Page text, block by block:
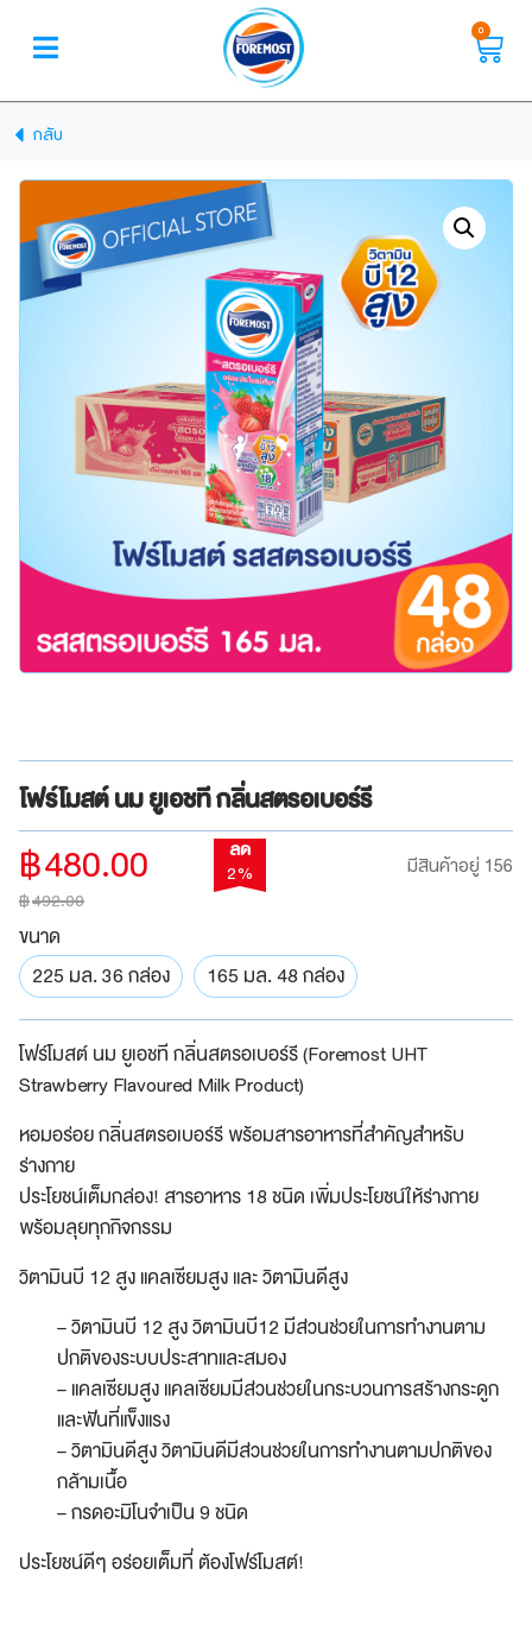
0
กลับ
โฟร์โมสต์ นม ยูเอชที กลิ่นสตรอเบอร์รี
฿492.00
฿480.00
ลด
2%
มีสินค้าอยู่ 156
ขนาด
225 มล. 36 กล่อง
165 มล. 48 กล่อง
โฟร์โมสต์ นม ยูเอชที กลิ่นสตรอเบอร์รี (Foremost UHT
Strawberry Flavoured Milk Product)
หอมอร่อย กลิ่นสตรอเบอร์รี พร้อมสารอาหารที่สำคัญสำหรับ
ร่างกาย
ประโยชน์เต็มกล่อง! สารอาหาร 18 ชนิด เพิ่มประโยชน์ให้ร่างกาย
พร้อมลุยทุกกิจกรรม
วิตามินบี 12 สูง แคลเซียมสูง และ วิตามินดีสูง
– วิตามินบี 12 สูง วิตามินบี12 มีส่วนช่วยในการทำงานตาม
ปกติของระบบประสาทและสมอง
– แคลเซียมสูง แคลเซียมมีส่วนช่วยในกระบวนการสร้างกระดูก
และฟันที่แข็งแรง
– วิตามินดีสูง วิตามินดีมีส่วนช่วยในการทำงานตามปกติของ
กล้ามเนื้อ
– กรดอะมิโนจำเป็น 9 ชนิด
ประโยชน์ดีๆ อร่อยเต็มที่ ต้องโฟร์โมสต์!